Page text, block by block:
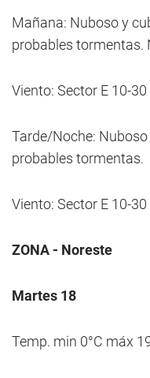
Mañana: Nuboso y
probables tormentas.
Viento: Sector E 10-
Tarde/Noche:
probables tormentas.
Viento: Sector E 10-
ZONA - Noreste
Martes 18
Temp. min 0°C máx